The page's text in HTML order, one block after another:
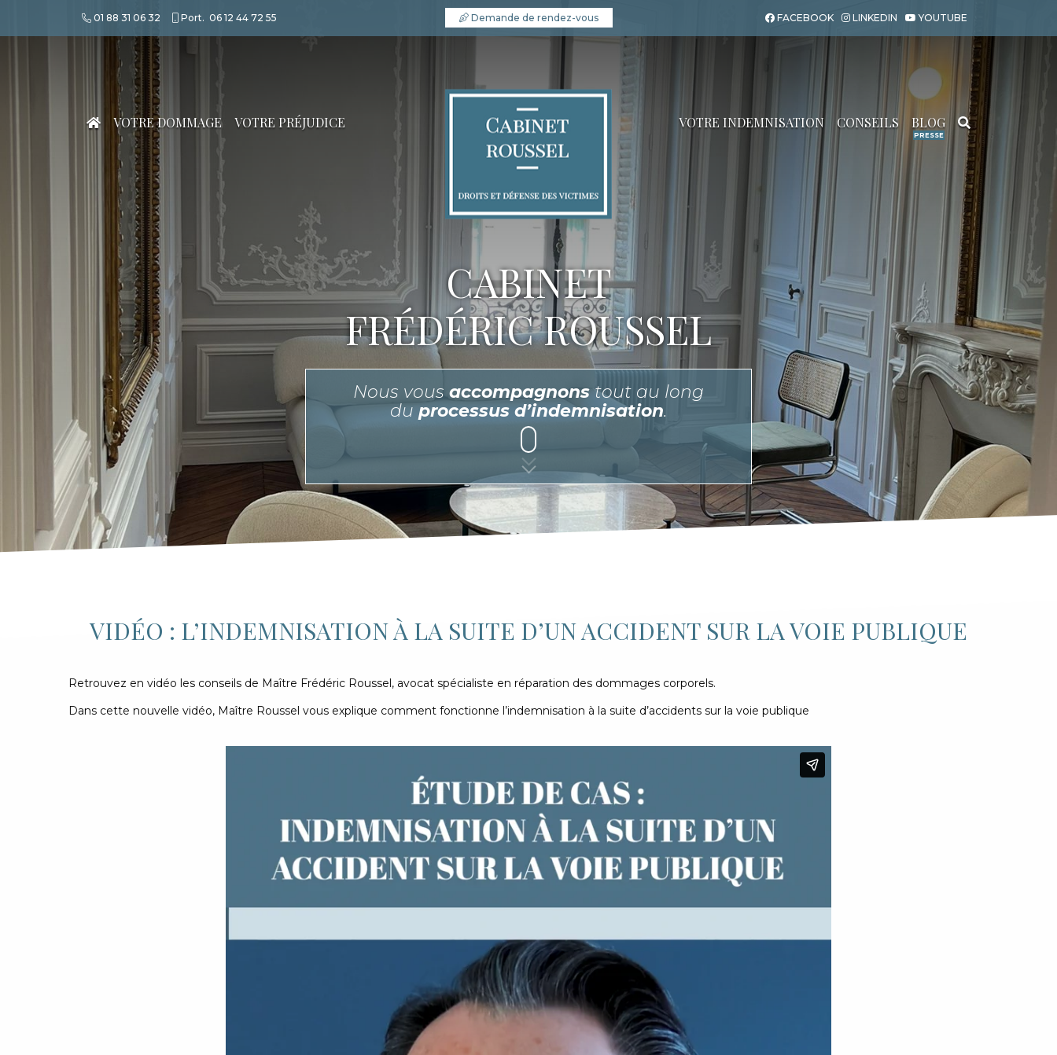
01 88 31 06 32 Port. 06 12 44 72 55 Demande de rendez-vous FACEBOOK LINKEDIN YOUTUBE
VOTRE DOMMAGE VOTRE PRÉJUDICE BLOG
CONSEILS
VOTRE INDEMNISATION
Search for:
CABINET
FRÉDÉRIC ROUSSEL
Nous vousaccompagnons tout au long
du processus d’indemnisation.
VIDÉO : L’INDEMNISATION À LA SUITE D’UN ACCIDENT SUR LA VOIE PUBLIQUE
Retrouvez en vidéo les conseils de Maître Frédéric Roussel, avocat spécialiste en réparation des dommages corporels.
Dans cette nouvelle vidéo, Maître Roussel vous explique comment fonctionne l’indemnisation à la suite d’accidents sur la voie publique